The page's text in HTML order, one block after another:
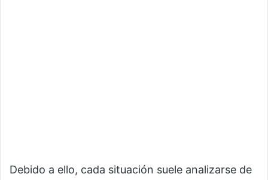
Debido a ello, cada situación suele analizarse de